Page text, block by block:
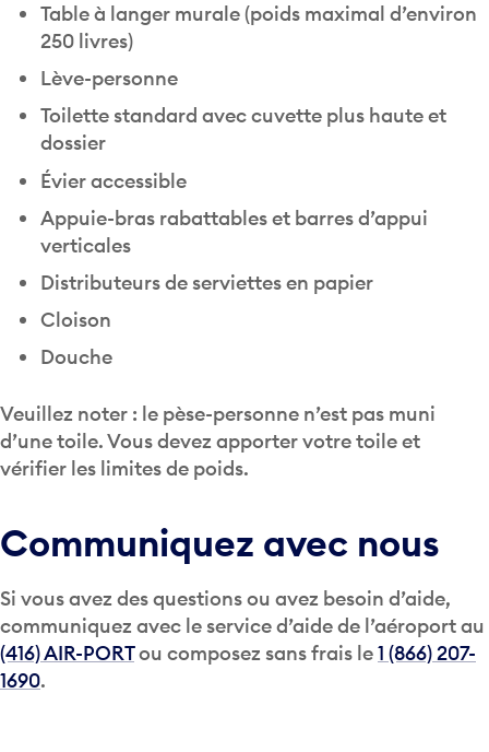
Table à langer murale (poids maximal d’environ
250 livres)
Lève-personne
Toilette standard avec cuvette plus haute et
dossier
Évier accessible
Appuie-bras rabattables et barres d’appui
verticales
Distributeurs de serviettes en papier
Cloison
Douche
Veuillez noter : le pèse-personne n’est pas muni
d’une toile. Vous devez apporter votre toile et
vérifier les limites de poids.
Communiquez avec nous
Si vous avez des questions ou avez besoin d’aide,
communiquez avec le service d’aide de l’aéroport au
(416) AIR-PORTou composez sans frais le1 (866) 207-
1690.